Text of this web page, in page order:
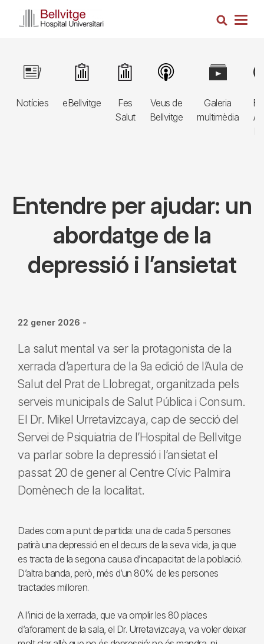
Cerca
Navegació
principal
3r
Notícies
Image
eBellvitge
Image
Fes
Salut
Image
Veus de
Bellvitge
Image
Galeria
multimèdia
Image
Entendre per ajudar: un
abordatge de la
depressió i l’ansietat
22 gener 2026 -
La salut mental va ser la protagonista de la
xerrada d’apertura de la 9a edició de l’Aula de
Salut del Prat de Llobregat, organitzada pels
serveis municipals de Salut Pública i Consum.
El Dr. Mikel Urretavizcaya, cap de secció del
Servei de Psiquiatria de l’Hospital de Bellvitge
va parlar sobre la depressió i l’ansietat el
passat 20 de gener al Centre Cívic Palmira
Domènech de la localitat.
Dades com a punt de partida: una de cada 5 persones
patirà una depressió en el decurs de la seva vida, ja que
es tracta de la segona causa d’incapacitat de la població.
D’altra banda, però, més d’un 80% de les persones
tractades milloren.
A l’inici de la xerrada, que va omplir les 80 places
d’aforament de la sala, el Dr. Urretavizcaya, va voler deixar